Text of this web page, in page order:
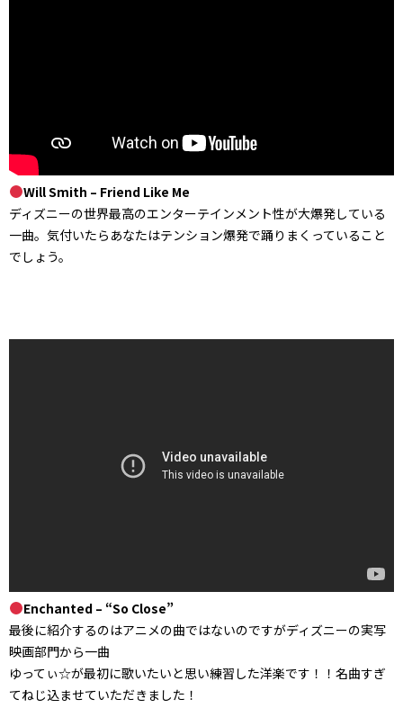
Will Smith – Friend Like Me
ディズニーの世界最高のエンターテインメント性が大爆発している
一曲。気付いたらあなたはテンション爆発で踊りまくっていること
でしょう。
Enchanted – “So Close”
最後に紹介するのはアニメの曲ではないのですがディズニーの実写
映画部門から一曲
ゆってぃ☆が最初に歌いたいと思い練習した洋楽です！！名曲すぎ
てねじ込ませていただきました！